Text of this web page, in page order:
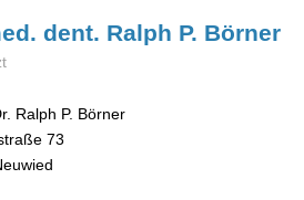
dent. Ralph P. Börner
Ralph P. Börner
73